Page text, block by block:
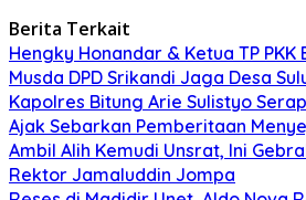
Berita Terkait
Hengky Honandar & Ketua TP PKK
Musda DPD Srikandi Jaga Desa
Kapolres Bitung Arie Sulistyo
Ajak Sebarkan Pemberitaan
Ambil Alih Kemudi Unsrat, Ini
Rektor Jamaluddin Jompa